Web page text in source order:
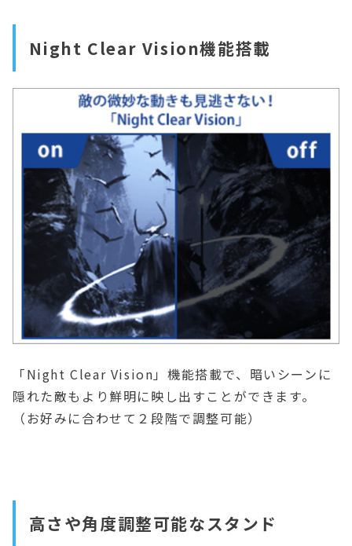
Night Clear Vision機能搭載
「Night Clear Vision」機能搭載で、暗いシーンに
隠れた敵もより鮮明に映し出すことができます。
（お好みに合わせて２段階で調整可能）
高さや角度調整可能なスタンド